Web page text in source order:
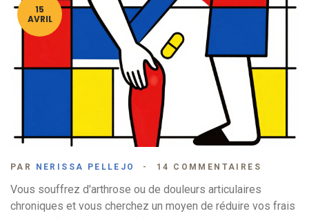
15
AVRIL
PAR NERISSA PELLEJO 14 COMMENTAIRES
Vous souffrez d'arthrose ou de douleurs articulaires
chroniques et vous cherchez un moyen de réduire vos frais